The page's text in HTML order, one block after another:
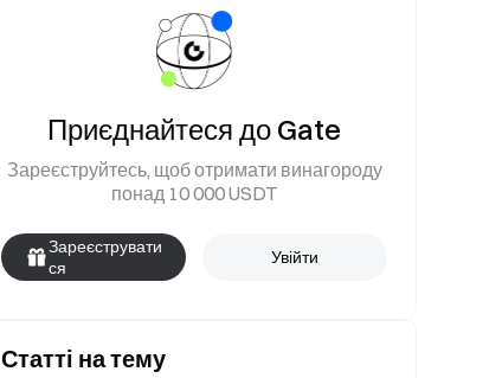
Приєднайтеся до Gate
Зареєструйтесь, щоб отримати винагороду
понад 10 000 USDT
Зареєструвати
ся
Увійти
Статті на тему